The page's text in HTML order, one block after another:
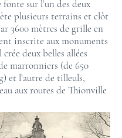
fonte sur l’un des deux
plusieurs terrains et clôt
3600 mètres de grille en
inscrite aux monuments
deux belles allées
de marronniers (de 650
et l’autre de tilleuls,
aux routes de Thionville